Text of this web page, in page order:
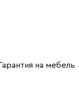
на мебель